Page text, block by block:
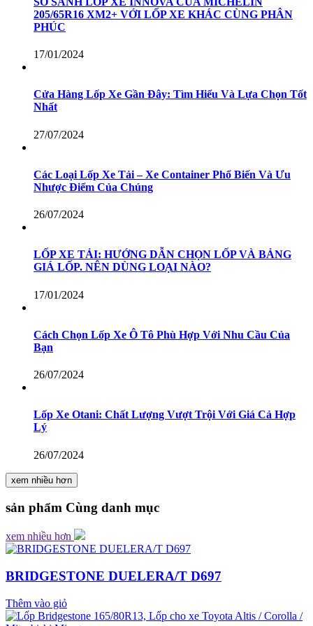
205/65R16 XM2+ VỚI LỐP XE KHÁC CÙNG PHÂN
PHÚC
17/01/2024
Cửa Hàng Lốp Xe Gần Đây: Tìm Hiểu Và Lựa Chọn Tốt
Nhất
27/07/2024
Các Loại Lốp Xe Tải – Xe Container Phổ Biến Và Ưu
Nhược Điểm Của Chúng
26/07/2024
LỐP XE TẢI: HƯỚNG DẪN CHỌN LỐP VÀ BẢNG
GIÁ LỐP. NÊN DÙNG LOẠI NÀO?
17/01/2024
Cách Chọn Lốp Xe Ô Tô Phù Hợp Với Nhu Cầu Của
Bạn
26/07/2024
Lốp Xe Otani: Chất Lượng Vượt Trội Với Giá Cả Hợp
Lý
26/07/2024
xem nhiều hơn
sản phẩm Cùng danh mục
xem nhiều hơn
BRIDGESTONE DUELERA/T D697
Thêm vào giỏ